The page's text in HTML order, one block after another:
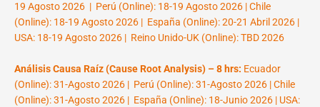
19 Agosto 2026 | Perú (Online): 18-19 Agosto 2026 | Chile
(Online): 18-19 Agosto 2026 | España (Online): 20-21 Abril 2026 |
USA: 18-19 Agosto 2026 | Reino Unido-UK (Online): TBD 2026
Análisis Causa Raíz (Cause Root Analysis) – 8 hrs: Ecuador
(Online): 31-Agosto 2026 | Perú (Online): 31-Agosto 2026 | Chile
(Online): 31-Agosto 2026 | España (Online): 18-Junio 2026 | USA: